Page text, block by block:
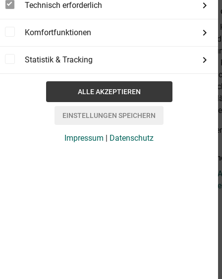
Dirk
Nur noch
aus. Weit
Major Vara
zu
Kampf
Odyssee
Kolonien
alles
Fragen zum
Weitere
Technisch erforderlich
Komfortfunktionen
Statistik & Tracking
Impressum | Datenschutz